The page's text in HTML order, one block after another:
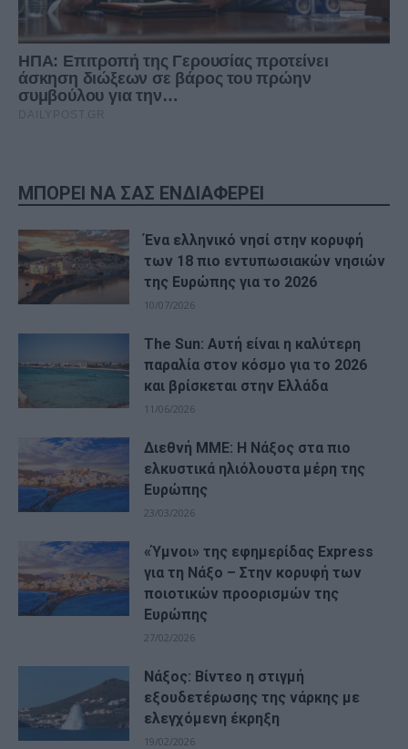
ΜΠΟΡΕΙ ΝΑ ΣΑΣ ΕΝΔΙΑΦΕΡΕΙ
Ένα ελληνικό νησί στην κορυφή
των 18 πιο εντυπωσιακών νησιών
της Ευρώπης για το 2026
10/07/2026
The Sun: Αυτή είναι η καλύτερη
παραλία στον κόσμο για το 2026
και βρίσκεται στην Ελλάδα
11/06/2026
Διεθνή ΜΜΕ: Η Νάξος στα πιο
ελκυστικά ηλιόλουστα μέρη της
Ευρώπης
23/03/2026
«Ύμνοι» της εφημερίδας Express
για τη Νάξο – Στην κορυφή των
ποιοτικών προορισμών της
Ευρώπης
27/02/2026
Νάξος: Βίντεο η στιγμή
εξουδετέρωσης της νάρκης με
ελεγχόμενη έκρηξη
19/02/2026